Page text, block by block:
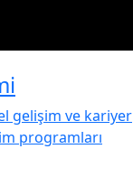
gelişim ve kariyer
programları